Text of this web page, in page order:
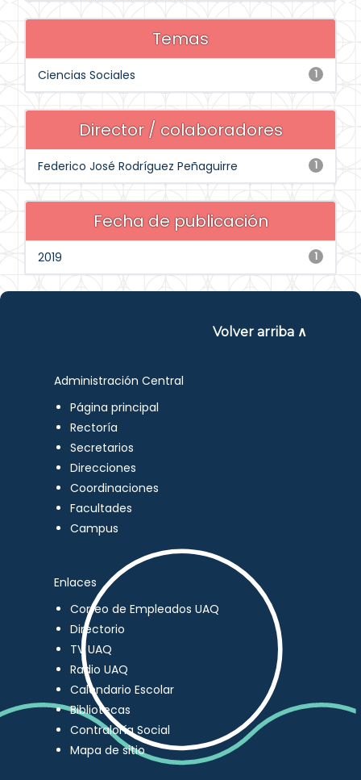
Temas
1
Ciencias Sociales
Director / colaboradores
1
Federico José Rodríguez Peñaguirre
Fecha de publicación
1
2019
Volver arriba ∧
Administración Central
Página principal
Rectoría
Secretarios
Direcciones
Coordinaciones
Facultades
Campus
Enlaces
Correo de Empleados UAQ
Directorio
TV UAQ
Radio UAQ
Calendario Escolar
Bibliotecas
Contraloría Social
Mapa de sitio